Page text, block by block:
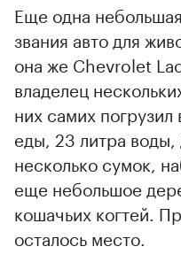
Еще одна
звания авто для
она же Chevrolet
владелец
них самих
еды, 23 литра воды,
несколько сумок,
еще небольшое
кошачьих когтей.
осталось место.